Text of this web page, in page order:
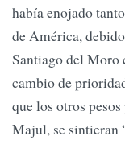
había enojado
de América,
Santiago del Moro
cambio de
que los otros
Majul, se sintieran